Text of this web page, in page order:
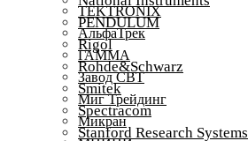
TEKTRONIX
АльфаТрек
ГАММА
Завод СВТ
Миг Трейдинг
Микран
PENDULUM
Rigol
Rohde&Schwarz
Smitek
Spectracom
Stanford Research Systems